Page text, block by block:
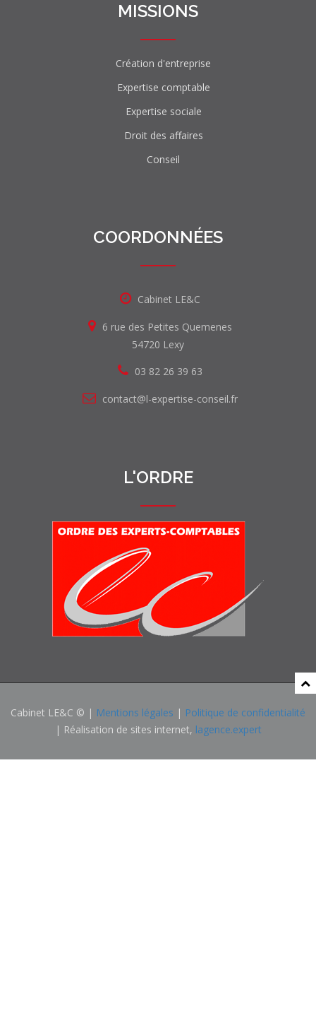
MISSIONS
Création d'entreprise
Expertise comptable
Expertise sociale
Droit des affaires
Conseil
COORDONNÉES
Cabinet LE&C
6 rue des Petites Quemenes
54720 Lexy
03 82 26 39 63
contact@l-expertise-conseil.fr
L'ORDRE
Cabinet LE&C © | Mentions légales | Politique de confidentialité
| Réalisation de sites internet, lagence.expert